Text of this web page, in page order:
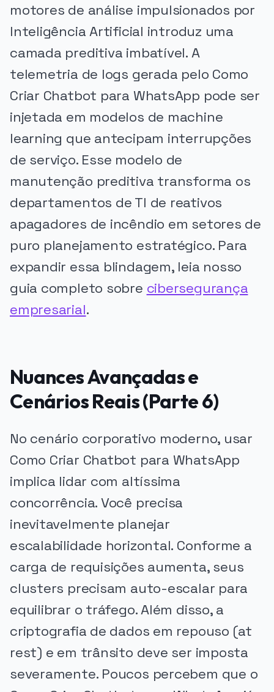
motores de análise impulsionados por
Inteligência Artificial introduz uma
camada preditiva imbatível. A
telemetria de logs gerada pelo Como
Criar Chatbot para WhatsApp pode ser
injetada em modelos de machine
learning que antecipam interrupções
de serviço. Esse modelo de
manutenção preditiva transforma os
departamentos de TI de reativos
apagadores de incêndio em setores de
puro planejamento estratégico. Para
expandir essa blindagem, leia nosso
guia completo sobre cibersegurança
empresarial.
Nuances Avançadas e
Cenários Reais (Parte 6)
No cenário corporativo moderno, usar
Como Criar Chatbot para WhatsApp
implica lidar com altíssima
concorrência. Você precisa
inevitavelmente planejar
escalabilidade horizontal. Conforme a
carga de requisições aumenta, seus
clusters precisam auto-escalar para
equilibrar o tráfego. Além disso, a
criptografia de dados em repouso (at
rest) e em trânsito deve ser imposta
severamente. Poucos percebem que o